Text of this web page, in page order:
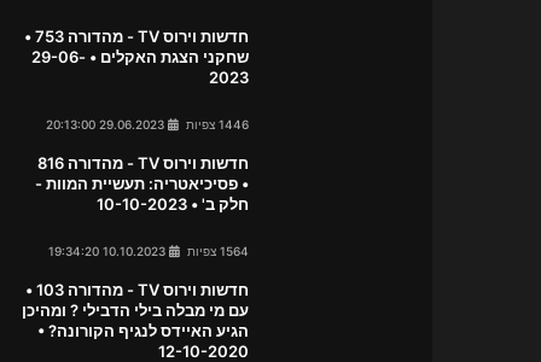
חדשות וירוס TV - מהדורה 753 •
שחקני הצגת האקלים • 29-06-
2023
1446 צפיות
חדשות וירוס TV - מהדורה 816
• פסיכיאטריה: תעשיית המוות -
חלק ב' • 10-10-2023
1564 צפיות
חדשות וירוס TV - מהדורה 103 •
עם מי מבלה בילי הדבילי ? ומהיכן
הגיע האיידס לנגיף הקורונה? •
12-10-2020